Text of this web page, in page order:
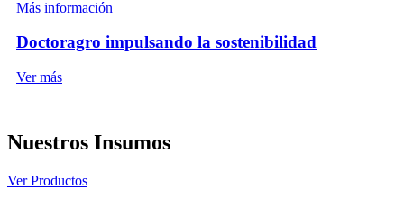
Más información
Doctoragro impulsando la sostenibilidad
Ver más
Nuestros Insumos
Ver Productos